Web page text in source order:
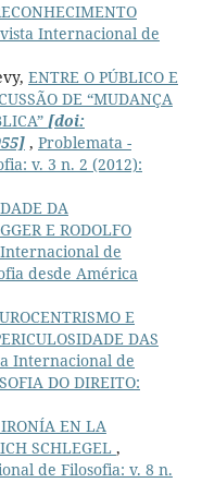
Internacional de
ENTRE O PÚBLICO E
DE “MUDANÇA
[doi:
, Problemata -
v. 3 n. 2 (2012):
DA
E RODOLFO
de
desde América
E
DAS
Internacional de
DO DIREITO:
EN LA
SCHLEGEL ,
de Filosofia: v. 8 n.